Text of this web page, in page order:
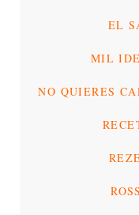
EL
MIL
NO QUIERES